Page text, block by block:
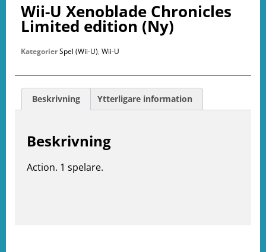
Wii-U Xenoblade Chronicles
Limited edition (Ny)
KategorierSpel (Wii-U), Wii-U
Beskrivning Ytterligare information
Beskrivning
Action. 1 spelare.